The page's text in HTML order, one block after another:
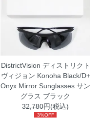
DistrictVision ディストリクト
ヴィジョン Konoha Black/D+
Onyx Mirror Sunglasses サン
グラス ブラック
32,780円(税込)
3%OFF